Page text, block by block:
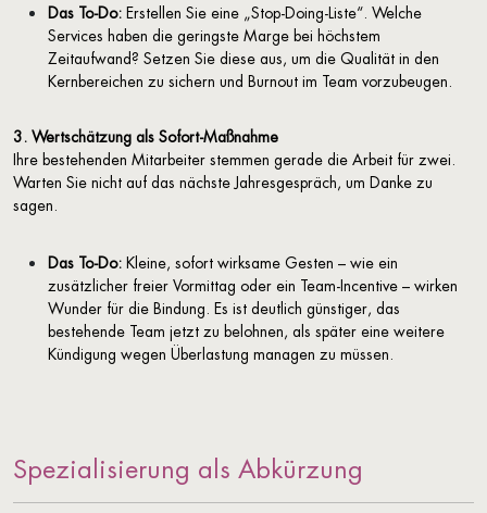
Das To-Do: Erstellen Sie eine „Stop-Doing-Liste“. Welche
Services haben die geringste Marge bei höchstem
Zeitaufwand? Setzen Sie diese aus, um die Qualität in den
Kernbereichen zu sichern und Burnout im Team vorzubeugen.
3. Wertschätzung als Sofort-Maßnahme
Ihre bestehenden Mitarbeiter stemmen gerade die Arbeit für zwei.
Warten Sie nicht auf das nächste Jahresgespräch, um Danke zu
sagen.
Das To-Do: Kleine, sofort wirksame Gesten – wie ein
zusätzlicher freier Vormittag oder ein Team-Incentive – wirken
Wunder für die Bindung. Es ist deutlich günstiger, das
bestehende Team jetzt zu belohnen, als später eine weitere
Kündigung wegen Überlastung managen zu müssen.
Spezialisierung als Abkürzung